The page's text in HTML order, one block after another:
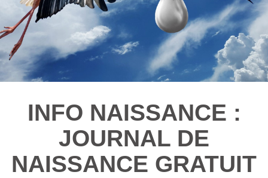
INFO NAISSANCE :
JOURNAL DE
NAISSANCE GRATUIT